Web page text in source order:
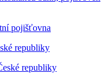
pojišťovna
republiky
republiky